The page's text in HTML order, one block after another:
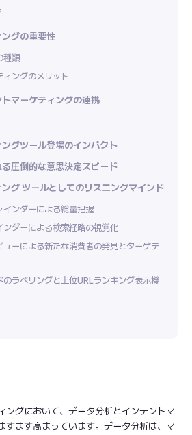
グの重要性
種類
ィングのメリット
マーケティングの連携
グツール登場のインパクト
圧倒的な意思決定スピード
グ ツールとしてのリスニングマインド
ンダーによる総量把握
ダーによる検索経路の視覚化
ーによる新たな消費者の発見とターゲテ
ラベリングと上位URLランキング表示機
ングにおいて、データ分析とインテントマ
すます高まっています。データ分析は、マ